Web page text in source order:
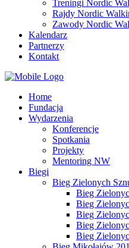
Treningi Nordic
Rajdy Nordic
Zawody Nordic
Kalendarz
Partnerzy
Kontakt
Home
Fundacja
Wydarzenia
Konferencje
Spotkania
Projekty
Mentoring NW
Biegi
Bieg Zielonych
Bieg
Bieg
Bieg
Bieg
Bieg